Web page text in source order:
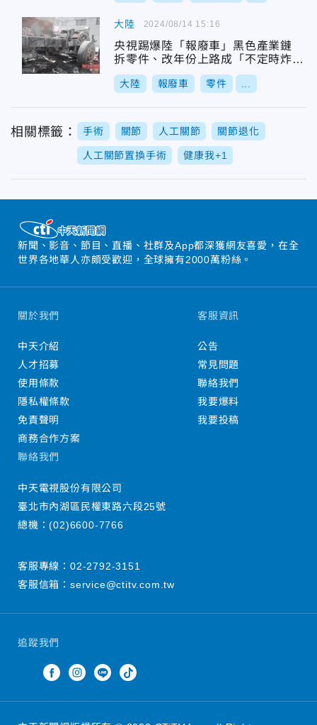
大陸
央視踢爆陸「報廢車」黑色產業鏈
拆零件、改年份上路成「不定時炸
彈」
大陸 報廢車 零件
2024/08/14 15:16
相關標籤： 手術 關節 人工關節 關節退化
人工關節置換手術 健康我+1
新聞、影音、節目、直播、社群及App都深獲網友喜愛，在全
世界各地華人亦頗受歡迎，全球擁有2000萬粉絲。
追蹤我們
關於我們
中天介紹
人才招募
使用條款
隱私權條款
免責聲明
商務合作方案
客服資訊
公告
常見問題
聯絡我們
我要爆料
我要投稿
聯絡我們
中天電視股份有限公司
臺北市內湖區民權東路六段25號
總機：(02)6600-7766
客服專線： 02-2792-3151
客服信箱： service@ctitv.com.tw